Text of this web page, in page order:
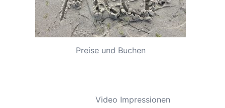
Preise und Buchen
Video Impressionen